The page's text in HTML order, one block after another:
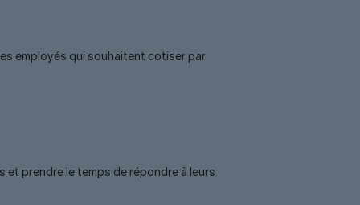
employés qui souhaitent cotiser par
et prendre le temps de répondre à leurs